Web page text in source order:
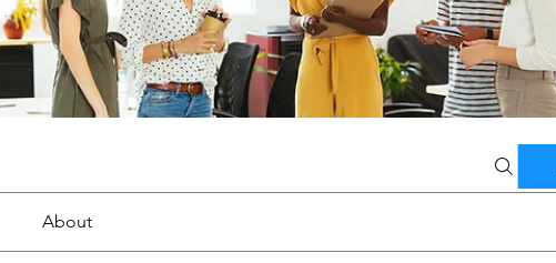
About